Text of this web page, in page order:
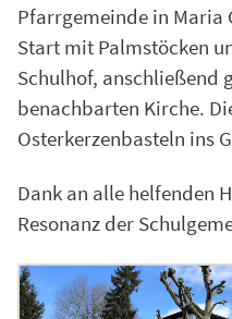
Pfarrgemeinde in Maria
Start mit Palmstöcken
Schulhof, anschließend
benachbarten Kirche.
Osterkerzenbasteln ins
Dank an alle helfenden
Resonanz der